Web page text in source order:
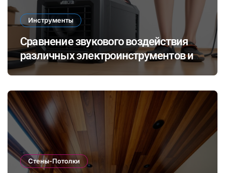
Инструменты
Сравнение звукового воздействия
различных электроинструментов и
его влияние на здоровье при ремонте
Стены-Потолки